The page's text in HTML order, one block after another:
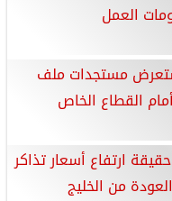
العمل
مستجدات ملف
القطاع الخاص
ارتفاع أسعار تذاكر
من الخليج